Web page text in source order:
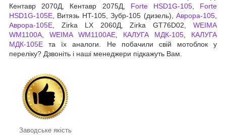
Кентавр 2070Д, Кентавр 2075Д, Forte HSD1G-105, Forte
HSD1G-105Е, Витязь HT-105, Зубр-105 (дизель), Аврора-105,
Аврора-105Е, Zirka LX 2060Д, Zirka GT76D02, WEIMA
WM1100A, WEIMA WM1100AЕ, КАЛУГА МДК-105, КАЛУГА
МДК-105Е та їх аналоги. Не побачили свій мотоблок у
переліку? Дзвоніть і наші менеджери підкажуть Вам.
Заводське якість